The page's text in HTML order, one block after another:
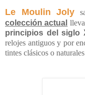
Le Moulin Joly
colección actual
principios del siglo
relojes antiguos y por
tintes clásicos o